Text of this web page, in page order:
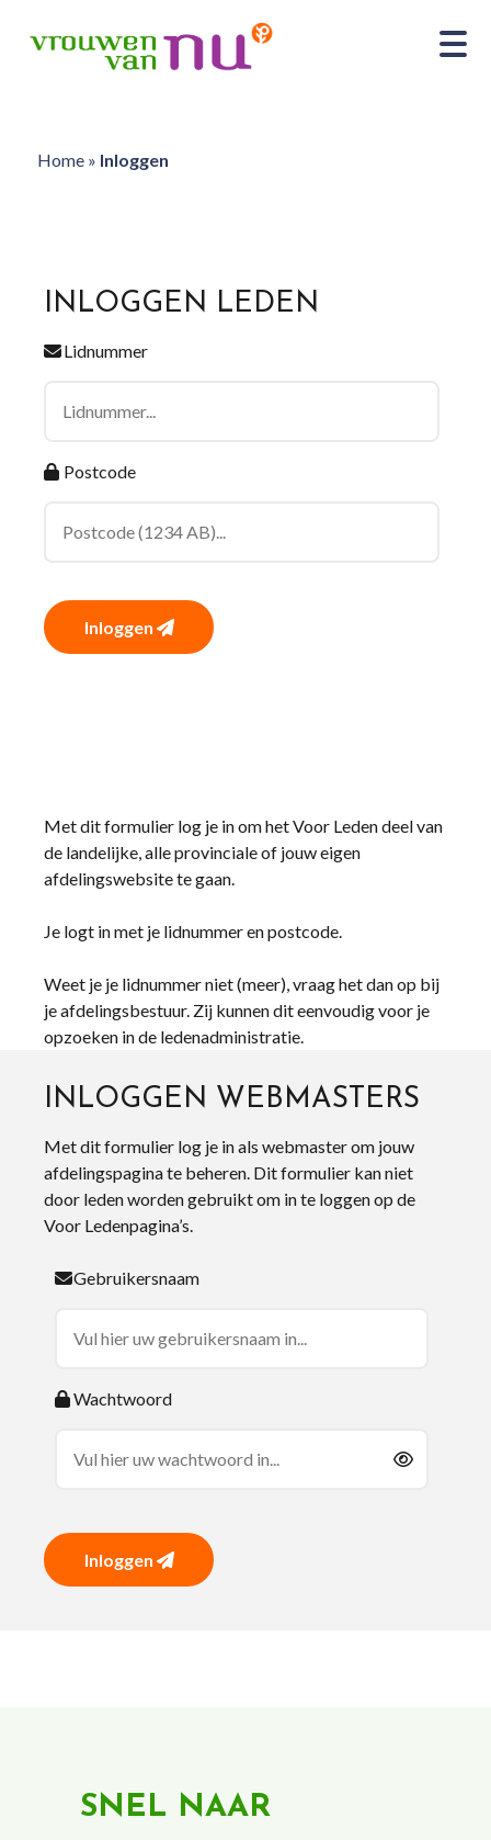
Home» Inloggen
INLOGGEN LEDEN
Lidnummer
Postcode
Inloggen
Met dit formulier log je in om het Voor Leden deel van
de landelijke, alle provinciale of jouw eigen
afdelingswebsite te gaan.
Je logt in met je lidnummer en postcode.
Weet je je lidnummer niet (meer), vraag het dan op bij
je afdelingsbestuur. Zij kunnen dit eenvoudig voor je
opzoeken in de ledenadministratie.
INLOGGEN WEBMASTERS
Met dit formulier log je in als webmaster om jouw
afdelingspagina te beheren. Dit formulier kan niet
door leden worden gebruikt om in te loggen op de
Voor Ledenpagina’s.
Gebruikersnaam
Wachtwoord
Inloggen
SNEL NAAR